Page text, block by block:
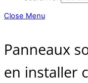
Close Menu
Panneaux
en installer